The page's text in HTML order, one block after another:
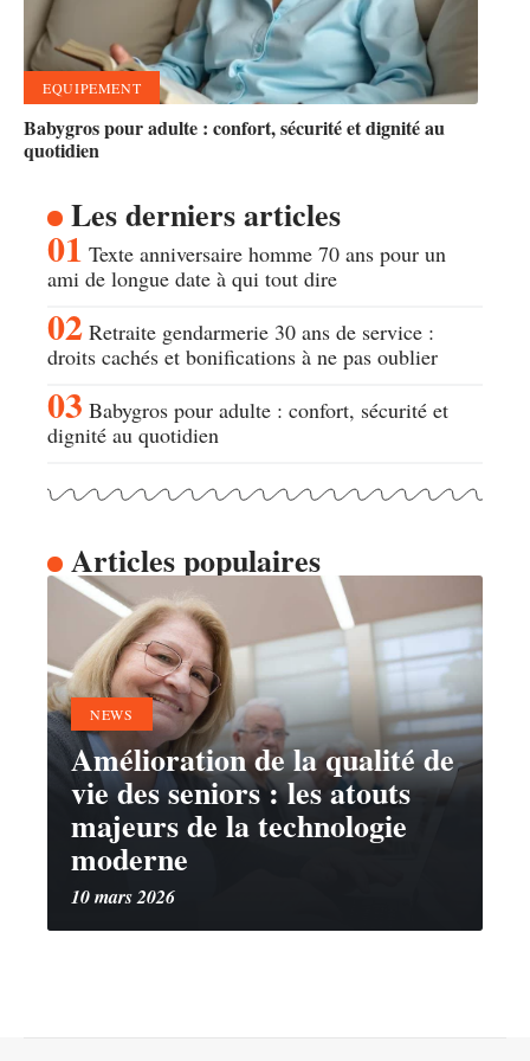
EQUIPEMENT
Babygros pour adulte : confort, sécurité et dignité au
quotidien
Les derniers articles
Texte anniversaire homme 70 ans pour un
ami de longue date à qui tout dire
Retraite gendarmerie 30 ans de service :
droits cachés et bonifications à ne pas oublier
Babygros pour adulte : confort, sécurité et
dignité au quotidien
Articles populaires
NEWS
Amélioration de la qualité de
vie des seniors : les atouts
majeurs de la technologie
moderne
10 mars 2026